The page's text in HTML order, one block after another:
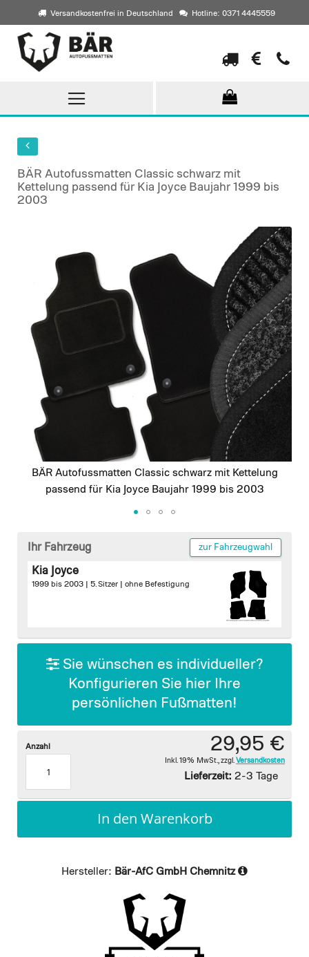
Versandkostenfrei in Deutschland Hotline: 0371 4445559
Direkt
zum
Inhalt
BÄR Autofussmatten Classic schwarz mit
Kettelung passend für Kia Joyce Baujahr 1999 bis
2003
images
gallery
BÄR Autofussmatten Classic schwarz mit Kettelung
passend für Kia Joyce Baujahr 1999 bis 2003
beginning
gallery
Ihr Fahrzeug zur Fahrzeugwahl
Kia Joyce
1999 bis 2003 | 5. Sitzer | ohne Befestigung
Sie wünschen es individueller?
Konfigurieren Sie hier Ihre
persönlichen Fußmatten!
29,95 €
Inkl. 19% MwSt. zzgl. Versandkosten
Lieferzeit: 2-3 Tage
Anzahl
In den Warenkorb
Hersteller: Bär-AfC GmbH Chemnitz